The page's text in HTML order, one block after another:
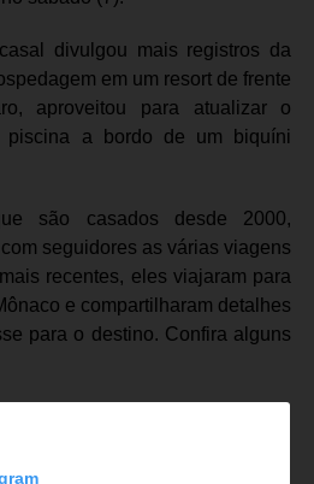
divulgou mais registros da
em um resort de frente
aproveitou para atualizar o
piscina a bordo de um biquíni
são casados desde 2000,
seguidores as várias viagens
recentes, eles viajaram para
e compartilharam detalhes
para o destino. Confira alguns